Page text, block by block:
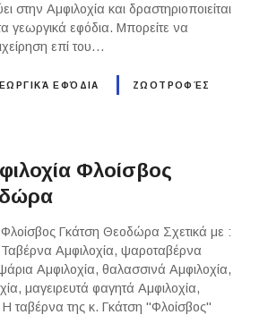
στην Αμφιλοχία και δραστηριοποιείται
γεωργικά εφόδια. Μπορείτε να
επί του…
ΕΦΌΔΙΑ ΖΩΟΤΡΟΦΈΣ
Φλοίσβος
Γκάτση Θεοδώρα Σχετικά με :
Αμφιλοχία, ψαροταβέρνα
Αμφιλοχία, θαλασσινά Αμφιλοχία,
μαγειρευτά φαγητά Αμφιλοχία,
Η ταβέρνα της κ. Γκάτση "Φλοίσβος"